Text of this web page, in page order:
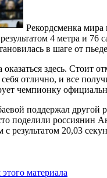
Рекордсменка
4 метра и
в шаге от
здесь. Стоит
себя отлично, и все
чемпионку
поддержал другой
поделили россиянин
результатом 20,03
материала